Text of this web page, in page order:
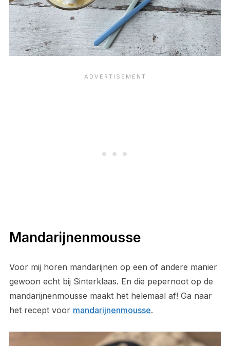
Mandarijnenmousse
Voor mij horen mandarijnen op een of andere manier
gewoon echt bij Sinterklaas. En die pepernoot op de
mandarijnenmousse maakt het helemaal af! Ga naar
het recept voor mandarijnenmousse.